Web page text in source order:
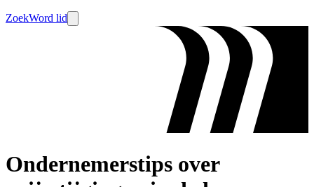
ZoekWord lid
Ondernemerstips over